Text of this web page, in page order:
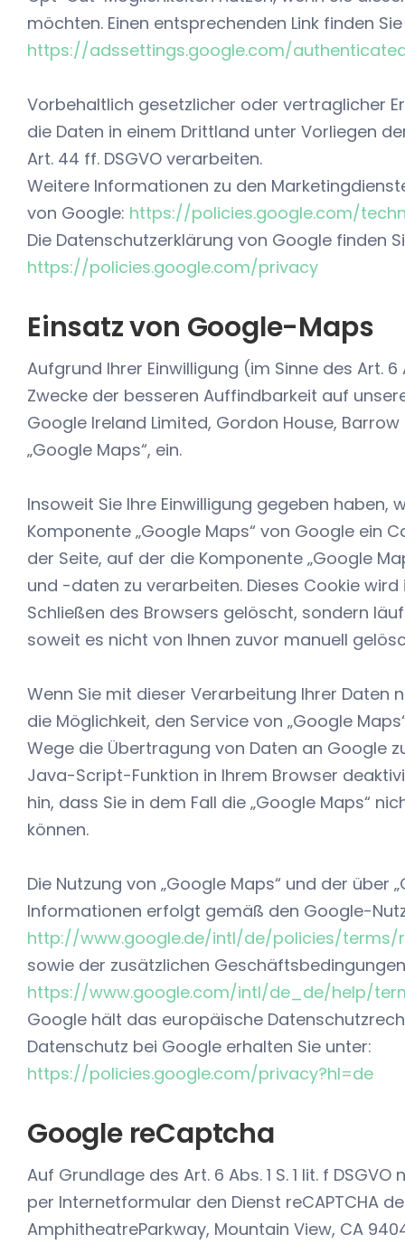
möchten. Einen entsprechenden Link finden
https://adssettings.google.com/
Vorbehaltlich gesetzlicher oder vertraglicher
die Daten in einem Drittland unter Vorliegen
Art. 44 ff. DSGVO verarbeiten.
Weitere Informationen zu den
von Google: https://policies.google.com/
Die Datenschutzerklärung von Google finden
https://policies.google.com/privacy
Einsatz von Google-Maps
Aufgrund Ihrer Einwilligung (im Sinne des Art. 6
Zwecke der besseren Auffindbarkeit auf
Google Ireland Limited, Gordon House,
„Google Maps“, ein.
Insoweit Sie Ihre Einwilligung gegeben haben,
Komponente „Google Maps“ von Google ein
der Seite, auf der die Komponente „Google
und -daten zu verarbeiten. Dieses Cookie
Schließen des Browsers gelöscht, sondern
soweit es nicht von Ihnen zuvor manuell
Wenn Sie mit dieser Verarbeitung Ihrer Daten
die Möglichkeit, den Service von „Google
Wege die Übertragung von Daten an Google
Java-Script-Funktion in Ihrem Browser
hin, dass Sie in dem Fall die „Google Maps“
können.
Die Nutzung von „Google Maps“ und der über
Informationen erfolgt gemäß den Google-
http://www.google.de/intl/de/policies/terms/
sowie der zusätzlichen
https://www.google.com/intl/de_de/help/
Google hält das europäische
Datenschutz bei Google erhalten Sie unter:
https://policies.google.com/privacy?hl=de
Google reCaptcha
Auf Grundlage des Art. 6 Abs. 1 S. 1 lit. f
per Internetformular den Dienst reCAPTCHA
AmphitheatreParkway, Mountain View, CA